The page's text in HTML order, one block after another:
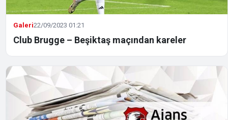
Galeri22/09/2023 01:21
Club Brugge – Beşiktaş maçından kareler